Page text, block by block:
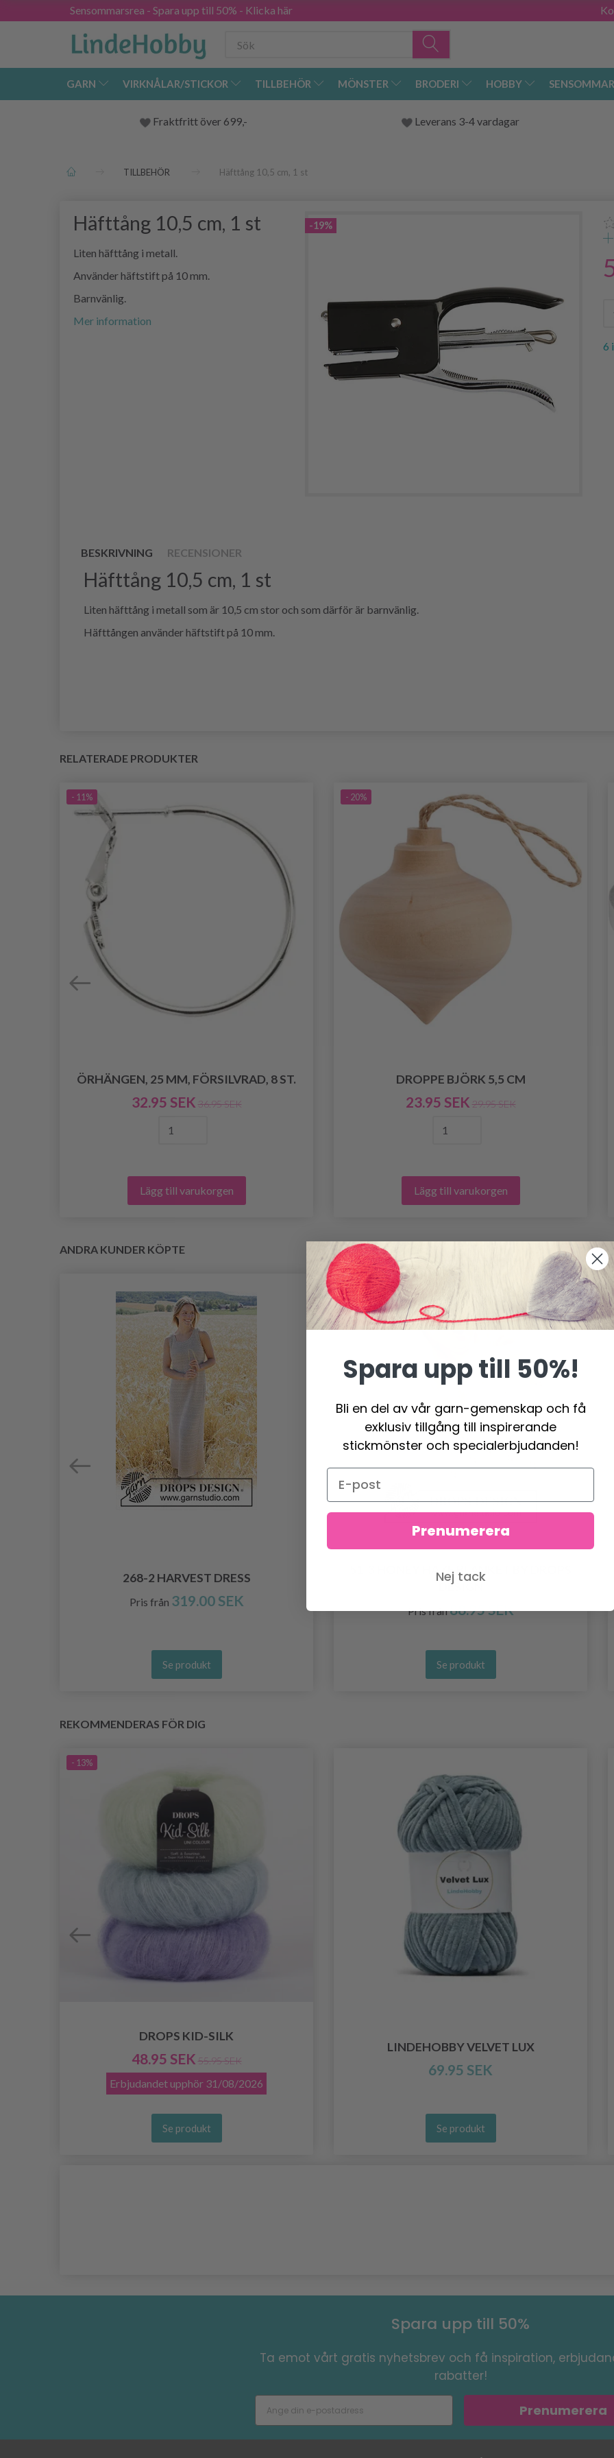
Sensommarsrea - Spara upp till 50% - Klicka här
GARN VIRKNÅLAR/STICKOR TILLBEHÖR MÖNSTER BRODERI HOBBY
Fraktfritt över 699,- Leverans 3-4 vardagar
TILLBEHÖR Häfttång 10,5 cm, 1 st
Häfttång 10,5 cm, 1 st
Liten häfttång i metall.
Använder häftstift på 10 mm.
Barnvänlig.
Mer information
-19%
6
BESKRIVNING RECENSIONER
Häfttång 10,5 cm, 1 st
Liten häfttång i metall som är 10,5 cm stor och som därför är barnvänlig.
Häfttången använder häftstift på 10 mm.
RELATERADE PRODUKTER
- 11%
ÖRHÄNGEN, 25 MM, FÖRSILVRAD, 8 ST.
32.95 SEK 36.95 SEK
Lägg till varukorgen
- 20%
DROPPE BJÖRK 5,5 CM
23.95 SEK 29.95 SEK
Lägg till varukorgen
ANDRA KUNDER KÖPTE
268-2 HARVEST DRESS
Pris från 319.00 SEK
Se produkt
51-3 HONEY HAZE BLANKET BY DROPS
DESIGN
Pris från88.95 SEK
Se produkt
REKOMMENDERAS FÖR DIG
- 13%
DROPS KID-SILK
48.95 SEK 55.95 SEK
Erbjudandet upphör 31/08/2026
Se produkt
LINDEHOBBY VELVET LUX
69.95 SEK
Se produkt
Spara upp till 50%
Ta emot vårt gratis nyhetsbrev och få inspiration,
rabatter!
Prenumerera
Spara upp till 50%!
Bli en del av vår garn-gemenskap och få
exklusiv tillgång till inspirerande
stickmönster och specialerbjudanden!
Prenumerera
Nej tack